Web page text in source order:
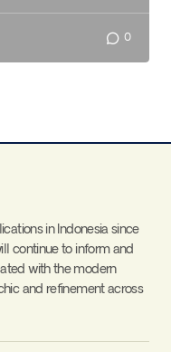
0
in Indonesia since
continue to inform and
with the modern
and refinement across